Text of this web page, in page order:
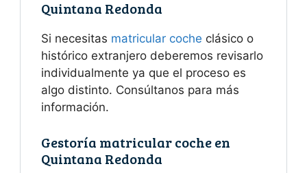
Quintana Redonda
Si necesitas matricular coche clásico o
histórico extranjero deberemos revisarlo
individualmente ya que el proceso es
algo distinto. Consúltanos para más
información.
Gestoría matricular coche en
Quintana Redonda